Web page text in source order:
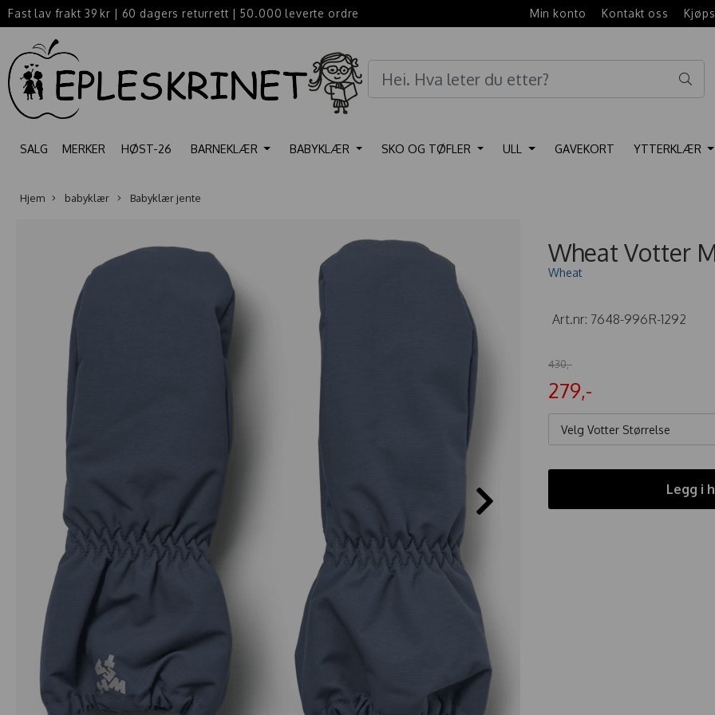
Fast lav frakt 39 kr | 60 dagers returrett | 50.000 leverte ordre Min konto Kontakt oss
SALG MERKER HØST-26 BARNEKLÆR BABYKLÆR SKO OG TØFLER ULL GAVEKORT YTTERKLÆR
Hjem babyklær Babyklær jente
Wheat Votter
Wheat
Art.nr: 7648-996R-1292
430,-
279,-
Velg Votter Størrelse
Legg i